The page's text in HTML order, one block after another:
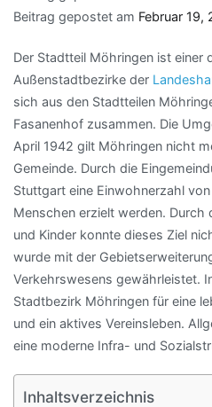
Beitrag gepostet am Februar 19,
Der Stadtteil Möhringen ist einer
Außenstadtbezirke der
sich aus den Stadtteilen
Fasanenhof zusammen. Die
April 1942 gilt Möhringen nicht
Gemeinde. Durch die
Stuttgart eine Einwohnerzahl
Menschen erzielt werden. Durch
und Kinder konnte dieses Ziel
wurde mit der
Verkehrswesens gewährleistet.
Stadtbezirk Möhringen für eine
und ein aktives Vereinsleben.
eine moderne Infra- und
Inhaltsverzeichnis